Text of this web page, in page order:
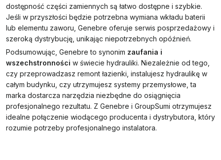
dostępność części zamiennych są łatwo dostępne i szybkie.
Jeśli w przyszłości będzie potrzebna wymiana wkładu baterii
lub elementu zaworu, Genebre oferuje serwis posprzedażowy i
szeroką dystrybucję, unikając niepotrzebnych opóźnień.
Podsumowując, Genebre to synonim zaufania i
wszechstronności w świecie hydrauliki. Niezależnie od tego,
czy przeprowadzasz remont łazienki, instalujesz hydraulikę w
całym budynku, czy utrzymujesz systemy przemysłowe, ta
marka dostarcza narzędzia niezbędne do osiągnięcia
profesjonalnego rezultatu. Z Genebre i GroupSumi otrzymujesz
idealne połączenie wiodącego producenta i dystrybutora, który
rozumie potrzeby profesjonalnego instalatora.